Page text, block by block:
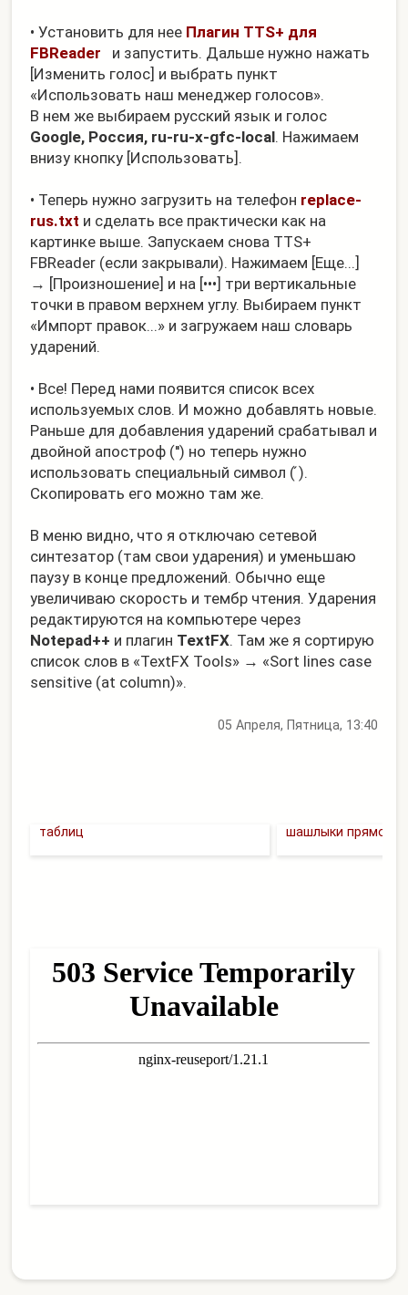
• Установить для нее Плагин TTS+ для
FBReader
и запустить. Дальше нужно нажать
[Изменить голос] и выбрать пункт
«Использовать наш менеджер голосов».
В нем же выбираем русский язык и голос
Google, Россия, ru-ru-x-gfc-local. Нажимаем
внизу кнопку [Использовать].
• Теперь нужно загрузить на телефон replace-
rus.txt и сделать все практически как на
картинке выше. Запускаем снова TTS+
FBReader (если закрывали). Нажимаем [Еще...]
→ [Произношение] и на [•••] три вертикальные
точки в правом верхнем углу. Выбираем пункт
«Импорт правок...» и загружаем наш словарь
ударений.
• Все! Перед нами появится список всех
используемых слов. И можно добавлять новые.
Раньше для добавления ударений срабатывал и
двойной апостроф ('') но теперь нужно
использовать специальный символ ( ́).
Скопировать его можно там же.
В меню видно, что я отключаю сетевой
синтезатор (там свои ударения) и уменьшаю
паузу в конце предложений. Обычно еще
увеличиваю скорость и тембр чтения. Ударения
редактируются на компьютере через
Notepad++ и плагин TextFX. Там же я сортирую
список слов в «TextFX Tools» → «Sort lines case
sensitive (at column)».
05 Апреля, Пятница, 13:40
таблиц
шашлыки прямо на